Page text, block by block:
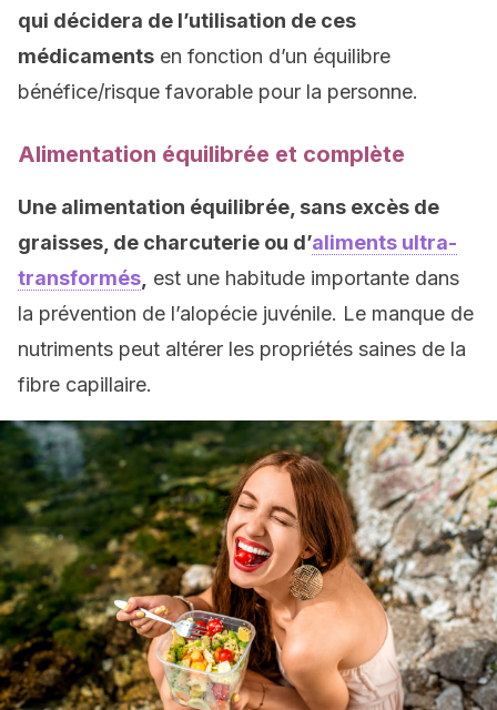
qui décidera de l’utilisation de ces
médicaments en fonction d’un équilibre
bénéfice/risque favorable pour la personne.
Alimentation équilibrée et complète
Une alimentation équilibrée, sans excès de
graisses, de charcuterie ou d’aliments ultra-
transformés est une habitude importante dans
la prévention de l’alopécie juvénile. Le manque de
nutriments peut altérer les propriétés saines de la
fibre capillaire.